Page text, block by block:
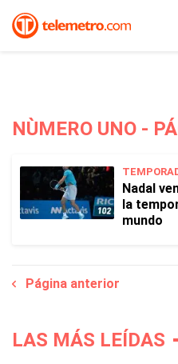
NÙMERO UNO -
Nadal
la
mundo
Página anterior
LAS MÁS LEÍDAS